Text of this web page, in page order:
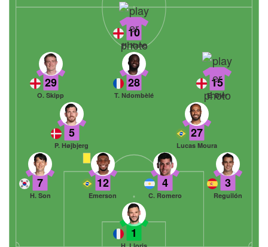
1
7
H. Son
12
Emerson
4
C. Romero
3
Reguilón
5
P. Højbjerg
27
Lucas Moura
29
O. Skipp
28
T. Ndombèlé
15
E. Dier
10
H. Kane